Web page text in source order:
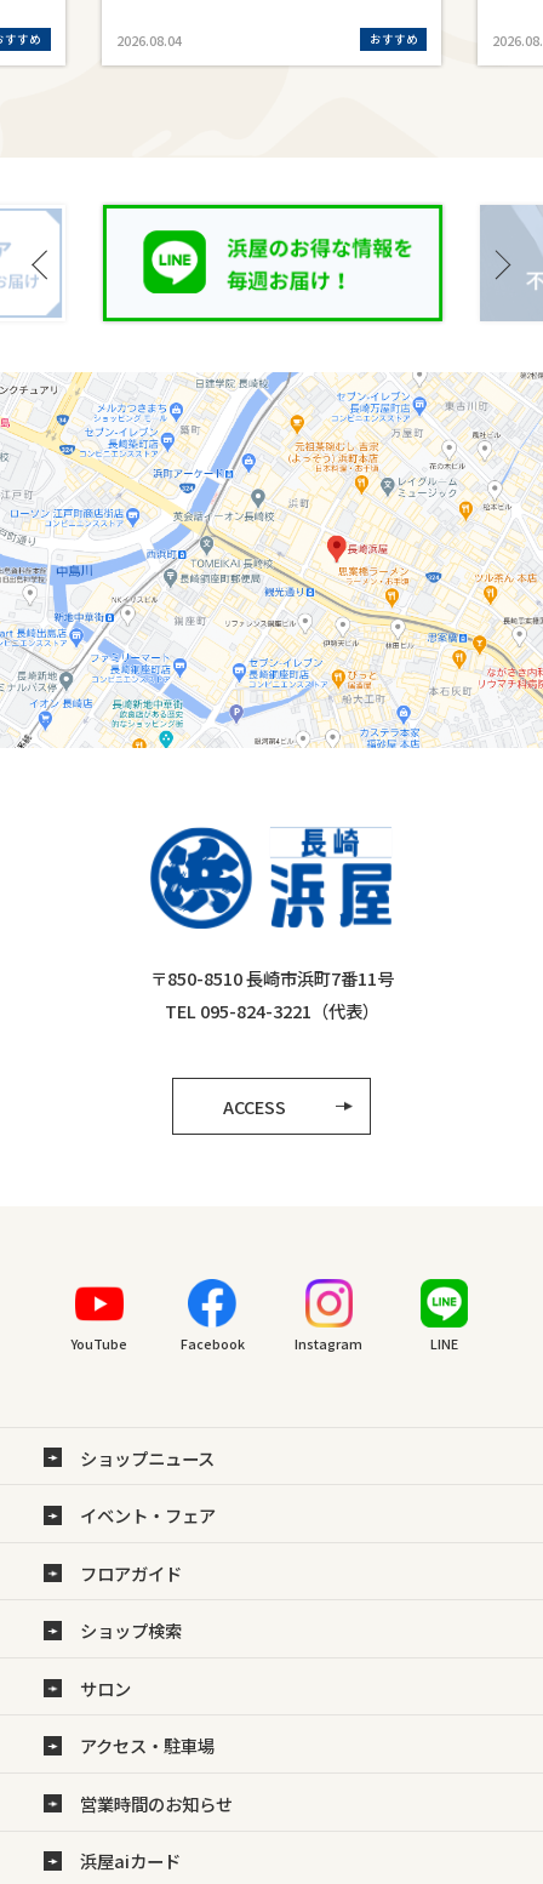
すすめ 2026.08.04 おすすめ
〒850-8510 長崎市浜町7番11号
TEL 095-824-3221（代表）
ACCESS
YouTube Facebook Instagram LINE
ショップニュース
イベント・フェア
フロアガイド
ショップ検索
サロン
アクセス・駐車場
営業時間のお知らせ
浜屋aiカード